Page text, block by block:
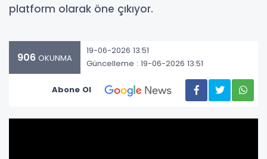
platform olarak öne çıkıyor.
906 OKUNMA
19-06-2026 13:51
Güncelleme : 19-06-2026 13:51
Abone Ol